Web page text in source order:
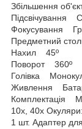
Збільшення
Підсвічування
Фокусування
Предметний
Нахил 45º
Поворот 360º
Голівка
Живлення
Комплектація
10x, 40x
1 шт. Адаптер